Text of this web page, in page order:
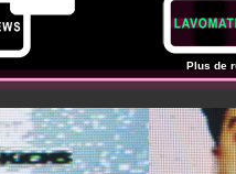
Plus de